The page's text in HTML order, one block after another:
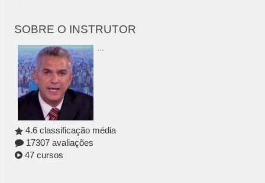
SOBRE O INSTRUTOR
...
4.6 classificação média
17307 avaliações
47 cursos